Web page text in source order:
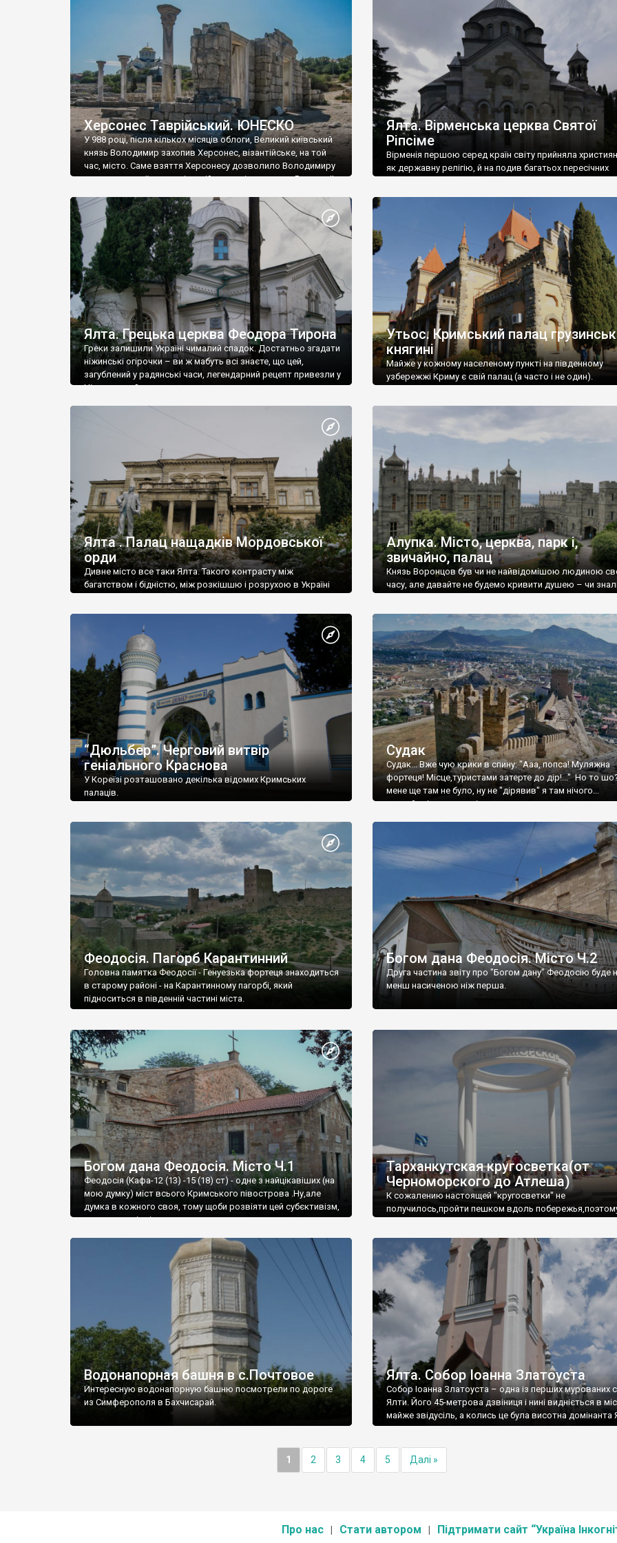
візантійської доби. Раритети викрадені з фондів об’єкту
культурної спадщини ЮНЕСКО «Херсонеса Таврійського».
Офіційно – на виставку «Золото Візантії», але експерти та
влада в Україні вважають це лише […]
називаються «повстяками» (postaki)…” “Вино. Крим
виробляє відмінне вино і його вдосталь: воно все
легке біле і дуже […]
Херсонес Таврійський. ЮНЕСКО
У 988 році, після кількох місяців облоги, Великий київський
князь Володимир захопив Херсонес, візантійське, на той
час, місто. Саме взяття Херсонесу дозволило Володимиру
диктувати свої умови візантійському імператору Василю ІІ,
Херсонесі Володимир-язичник, став Василем-
християнином. А потім було Хрещення Русі. На честь
Херсонесу Таврійського названо місто […]
Ялта. Вірменська церква Святої
Ріпсіме
Вірменія першою серед країн світу прийняла
як державну релігію, й на подив багатьох пересічних
Ялта. Грецька церква Феодора Тирона
Греки залишили Україні чималий спадок. Достатньо згадати
ніжинські огірочки – ви ж мабуть всі знаєте, що цей,
загублений у радянські часи, легендарний рецепт привезли у
Ніжин греки?
Утьос. Кримський палац
княгині
Майже у кожному населеному пункті на південному
узбережжі Криму є свій палац (а часто і не один).
Ялта . Палац нащадків Мордовської
орди
Дивне місто все таки Ялта. Такого контрасту між
багатством і бідністю, між розкішшю і розрухою в Україні
Алупка. Місто, церква, парк і,
звичайно, палац
Князь Воронцов був чи не найвідомішою людиною
часу, але давайте не будемо кривити душею – чи
“Дюльбер”. Черговий витвір
геніального Краснова
У Кореїзі розташовано декілька відомих Кримських
палаців.
Судак
Судак... Вже чую крики в спину: "Ааа, попса! Муляжна
фортеця! Місце,туристами затерте до дір!..." Но то
мене ще там не було, ну не "дірявив" я там нічого...
принаймні до цього літа.
Феодосія. Пагорб Карантинний
Головна памятка Феодосії - Генуезька фортеця знаходиться
в старому районі - на Карантинному пагорбі, який
підноситься в південній частині міста.
Богом дана Феодосія. Місто Ч.2
Друга частина звіту про "Богом дану" Феодосію буде
менш насиченою ніж перша.
Богом дана Феодосія. Місто Ч.1
Феодосія (Кафа-12 (13) -15 (18) ст) - одне з найцікавіших (на
мою думку) міст всього Кримського півострова .Ну,але
думка в кожного своя, тому щоби розвіяти цей субєктивізм,
запрошую відвідати це
Тарханкутская кругосветка(от
Черноморского до Атлеша)
К сожалению настоящей "кругосветки" не
получилось,пройти пешком вдоль
Водонапорная башня в с.Почтовое
Интересную водонапорную башню посмотрели по дороге
из Симферополя в Бахчисарай.
Ялта. Собор Іоанна Златоуста
Собор Іоанна Златоуста – одна із перших мурованих
Ялти. Його 45-метрова дзвіниця і нині видніється в
майже звідусіль, а колись це була висотна домінанта
1 2 3 4 5 Далі »
Про нас Стати автором Підтримати сайт “Україна